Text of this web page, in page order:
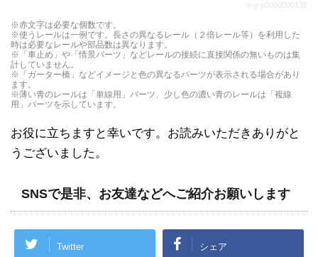
org-p0000000136
※赤文字は必要な個数です。
※使うレールは一例です。長さの異なるレール（２倍レール等）を利用した
時は必要なレールや部品数は異なります。
※「車止め」や「情景パーツ」などレールの接続に直接関係の無いものは集
計していません。
※「ガーター橋」などイメージと色の異なるパーツが表示される場合があり
ます。
※薄い青のレールは「単線用」パーツ、少し色の濃い青のレールは「複線
用」パーツを示しています。
お役に立ちますと幸いです。お読みいただきありがと
うございました。
SNSで是非、お友達などへご紹介お願いします
Twitter シェア